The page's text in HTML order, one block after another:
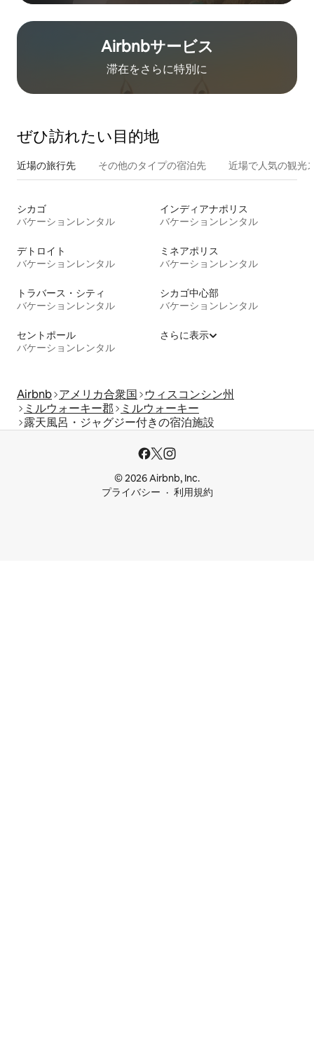
Airbnb⁠サ⁠ー⁠ビ⁠ス
滞在をさ⁠ら⁠に特⁠別⁠に
ぜひ訪⁠れ⁠た⁠い目⁠的⁠地
近場の旅行先 その他のタ⁠イ⁠プ⁠の宿⁠泊⁠先 近場で人気の観光
シカゴ
バケーションレンタル
インディアナポリス
バケーションレンタル
デトロイト
バケーションレンタル
ミネアポリス
バケーションレンタル
トラバース・シティ
バケーションレンタル
シカゴ中心部
バケーションレンタル
セントポール
バケーションレンタル
さらに表示
Airbnb アメリカ合衆国
ウィスコンシン州
ミルウォーキー郡
ミルウォーキー
露天風呂・ジャグジー付きの宿泊施設
© 2026 Airbnb, Inc.
プライバシー
利用規約